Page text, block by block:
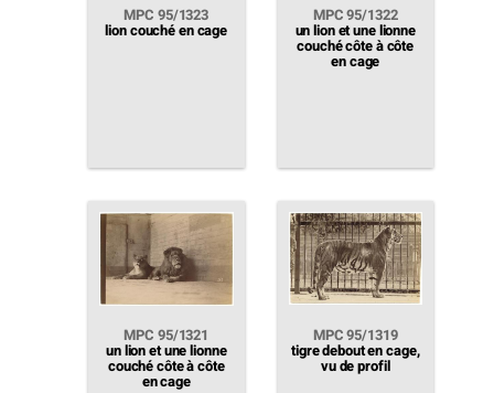
MPC 95/1323
lion couché en cage
MPC 95/1322
un lion et une lionne
couché côte à côte
en cage
MPC 95/1321
un lion et une lionne
couché côte à côte
en cage
MPC 95/1319
tigre debout en cage,
vu de profil